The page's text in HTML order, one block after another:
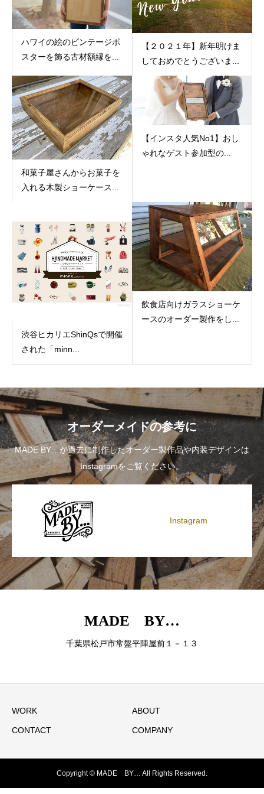
ハワイの絵のビンテージポ
スターを飾る古材額縁を...
【２０２１年】新年明けま
しておめでとうございま...
和菓子屋さんからお菓子を
入れる木製ショーケース...
【インスタ人気No1】おし
ゃれなゲスト参加型の...
渋谷ヒカリエShinQsで開催
された「minn...
飲食店向けガラスショーケ
ースのオーダー製作をし...
オーダーメイドの参考に
MADE BY…が過去に制作したオーダー製作品や内装デザインは
Instagramをご覧ください。
Instagram
MADE BY…
千葉県松戸市常盤平陣屋前１－１３
WORK ABOUT
CONTACT COMPANY
Copyright © MADE BY… All Rights Reserved.